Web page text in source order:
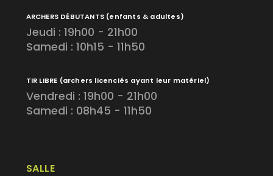
SALLE
ARCHERS DÉBUTANTS (enfants & adultes)
Jeudi : 19h00 - 21h00
Samedi : 10h15 - 11h50
TIR LIBRE (archers licenciés ayant leur matériel)
Vendredi : 19h00 - 21h00
Samedi : 08h45 - 11h50